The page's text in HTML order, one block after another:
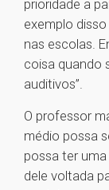
prioridade a
exemplo
nas escolas.
coisa quando
auditivos”.
O professor
médio possa
possa ter
dele voltada